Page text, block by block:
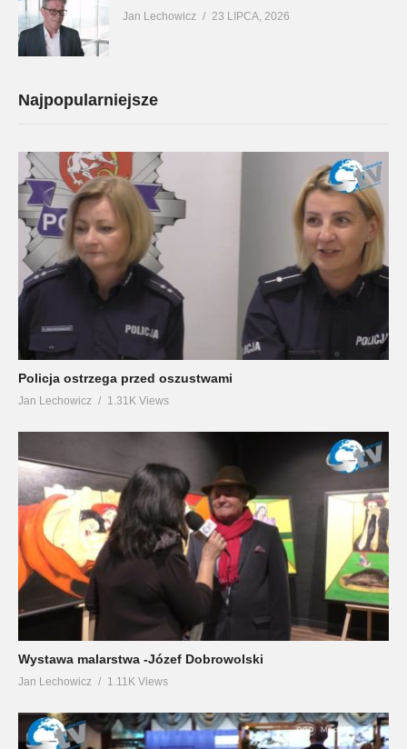
Jan Lechowicz 23 LIPCA, 2026
Najpopularniejsze
Policja ostrzega przed oszustwami
Jan Lechowicz 1.31K Views
Wystawa malarstwa -Józef Dobrowolski
Jan Lechowicz 1.11K Views